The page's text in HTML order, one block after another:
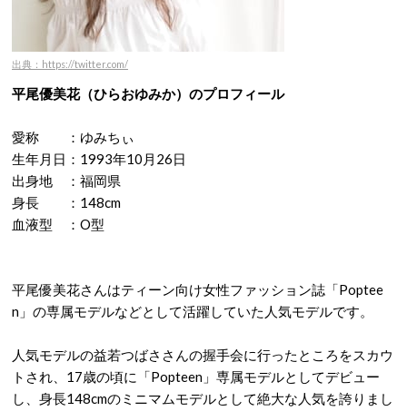
出典：https://twitter.com/
平尾優美花（ひらおゆみか）のプロフィール
愛称 ：ゆみちぃ
生年月日：1993年10月26日
出身地 ：福岡県
身長 ：148cm
血液型 ：O型
平尾優美花さんはティーン向け女性ファッション誌「Poptee
n」の専属モデルなどとして活躍していた人気モデルです。
人気モデルの益若つばささんの握手会に行ったところをスカウ
トされ、17歳の頃に「Popteen」専属モデルとしてデビュー
し、身長148cmのミニマムモデルとして絶大な人気を誇りまし